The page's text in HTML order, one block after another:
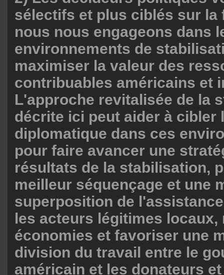
sélectifs et plus ciblés sur la
nous nous engageons dans
environnements de
maximiser la valeur des
contribuables américains et
L'approche revitalisée de la
décrite ici peut aider à cibler
diplomatique dans ces
pour faire avancer une
résultats de la stabilisation,
meilleur séquençage et une
superposition de
les acteurs légitimes locaux,
économies et favoriser une
division du travail entre le
américain et les donateurs